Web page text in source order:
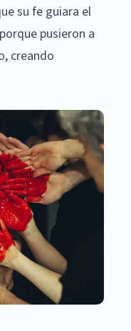
su fe guiara el
pusieron a
creando